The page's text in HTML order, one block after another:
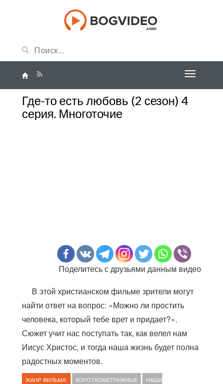
Где-то есть любовь (2 сезон) 4
серия. Многоточие
Поделитесь с друзьями данным видео
В этой христианском фильме зрители могут
найти ответ на вопрос: «Можно ли простить
человека, который тебе врет и придает?».
Сюжет учит нас поступать так, как велел нам
Иисус Христос, и тогда наша жизнь будет полна
радостных моментов.
ЖАНР ФИЛЬМА: КОРОТКОМЕТРАЖНЫЕ
НАШИ